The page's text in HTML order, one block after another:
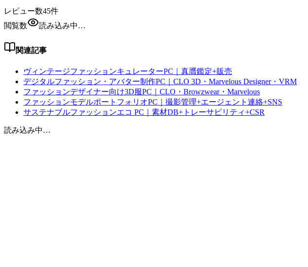
レビュー数45件
閲覧数
読み込み中…
関連記事
ヴィンテージファッションキュレーターPC｜真贋鑑定+販売
デジタルファッション・アバター制作PC｜CLO 3D・Marvelous Designer・VRM
ファッションデザイナー向け3D服PC｜CLO・Browzwear・Marvelous
ファッションモデルポートフォリオPC｜撮影管理+エージェント連絡+SNS
サステナブルファッションエコ PC｜素材DB+トレーサビリティ+CSR
読み込み中…